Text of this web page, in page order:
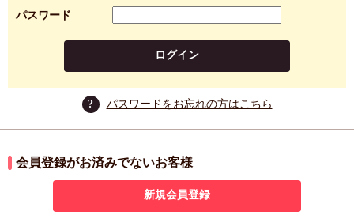
パスワード
ログイン
? パスワードをお忘れの方はこちら
会員登録がお済みでないお客様
新規会員登録